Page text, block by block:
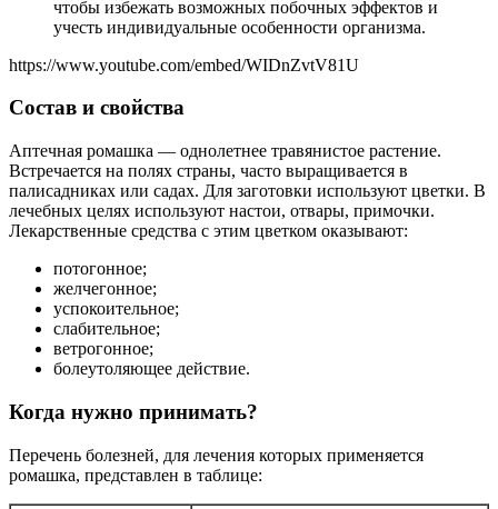
чтобы избежать возможных побочных эффектов и
учесть индивидуальные особенности организма.
https://www.youtube.com/embed/WIDnZvtV81U
Состав и свойства
Аптечная ромашка — однолетнее травянистое растение.
Встречается на полях страны, часто выращивается в
палисадниках или садах. Для заготовки используют цветки. В
лечебных целях используют настои, отвары, примочки.
Лекарственные средства с этим цветком оказывают:
потогонное;
желчегонное;
успокоительное;
слабительное;
ветрогонное;
болеутоляющее действие.
Когда нужно принимать?
Перечень болезней, для лечения которых применяется
ромашка, представлен в таблице: